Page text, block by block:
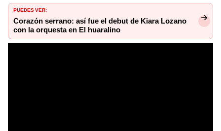
PUEDES VER:
Corazón serrano: así fue el debut de Kiara Lozano
con la orquesta en El huaralino